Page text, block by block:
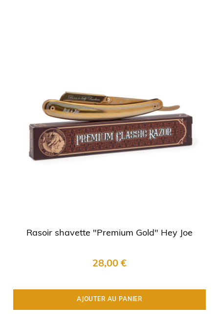
Rasoir shavette "Premium Gold" Hey Joe
28,00 €
AJOUTER AU PANIER